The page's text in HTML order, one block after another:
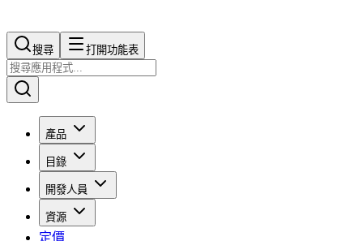
搜尋​​​​ 打開功能表
產品
目錄
開發人員
資源
定價